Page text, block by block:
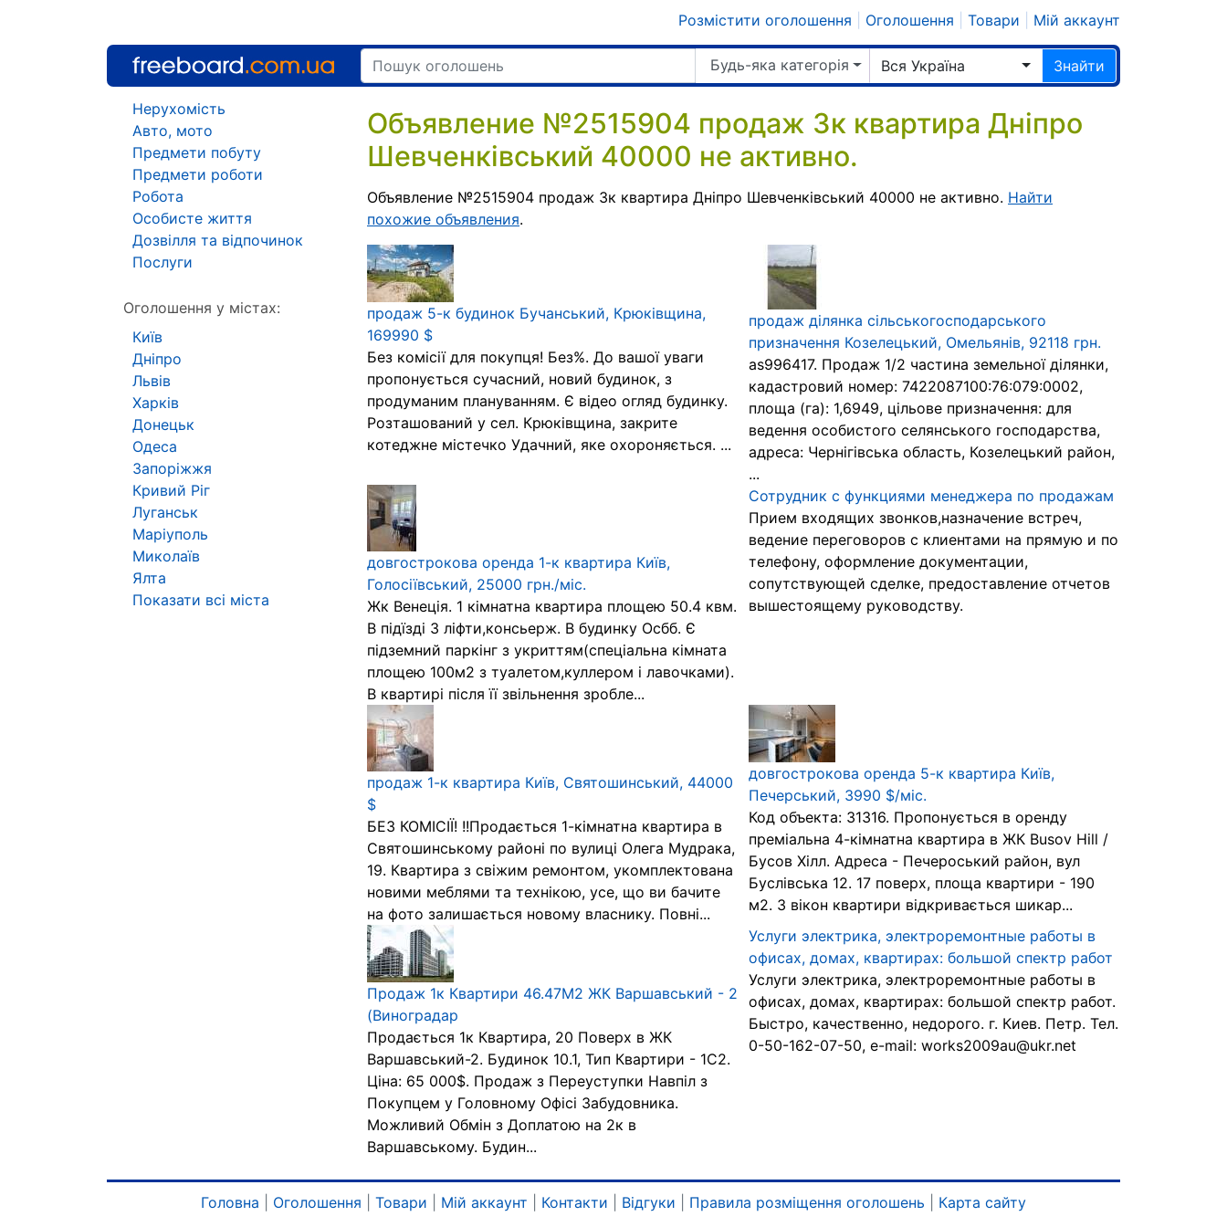
Розмістити оголошення Оголошення Товари Мій аккаунт
Будь-яка категорія Вся Україна Знайти
Объявление №2515904 продаж 3к квартира Дніпро
Шевченківський 40000 не активно.
Объявление №2515904 продаж 3к квартира Дніпро Шевченківський 40000 не активно. Найти
похожие объявления.
продаж 5-к будинок Бучанський, Крюківщина,
169990 $
Без комісії для покупця! Без%. До вашої уваги
пропонується сучасний, новий будинок, з
продуманим плануванням. Є відео огляд будинку.
Розташований у сел. Крюківщина, закрите
котеджне містечко Удачний, яке охороняється. ...
продаж ділянка сільськогосподарського
призначення Козелецький, Омельянів, 92118 грн.
as996417. Продаж 1/2 частина земельної дiлянки,
кадастровий номер: 7422087100:76:079:0002,
площа (га): 1,6949, цiльове призначення: для
ведення особистого селянського господарства,
адреса: Чернігівська область, Козелецький район,
...
довгострокова оренда 1-к квартира Київ,
Голосіївський, 25000 грн./міс.
Жк Венеція. 1 кімнатна квартира площею 50.4 квм.
В підїзді 3 ліфти,консьерж. В будинку Осбб. Є
підземний паркінг з укриттям(спеціальна кімната
площею 100м2 з туалетом,куллером і лавочками).
В квартирі після її звільнення зробле...
Сотрудник с функциями менеджера по продажам
Прием входящих звонков,назначение встреч,
ведение переговоров с клиентами на прямую и по
телефону, оформление документации,
сопутствующей сделке, предоставление отчетов
вышестоящему руководству.
продаж 1-к квартира Київ, Святошинський, 44000
$
БЕЗ КОМІСІЇ! !!Продається 1-кімнатна квартира в
Святошинському районі по вулиці Олега Мудрака,
19. Квартира з свіжим ремонтом, укомплектована
новими меблями та технікою, усе, що ви бачите
на фото залишається новому власнику. Повні...
довгострокова оренда 5-к квартира Київ,
Печерський, 3990 $/міс.
Код объекта: 31316. Пропонується в оренду
преміальна 4-кімнатна квартира в ЖК Busov Hill /
Бусов Хілл. Адреса - Печероський район, вул
Буслівська 12. 17 поверх, площа квартири - 190
м2. З вікон квартири відкривається шикар...
Продаж 1к Квартири 46.47М2 ЖК Варшавський - 2
(Виноградар
Продається 1к Квартира, 20 Поверх в ЖК
Варшавський-2. Будинок 10.1, Тип Квартири - 1С2.
Ціна: 65 000$. Продаж з Переуступки Навпіл з
Покупцем у Головному Офісі Забудовника.
Можливий Обмін з Доплатою на 2к в
Варшавському. Будин...
Услуги электрика, электроремонтные работы в
офисах, домах, квартирах: большой спектр работ
Услуги электрика, электроремонтные работы в
офисах, домах, квартирах: большой спектр работ.
Быстро, качественно, недорого. г. Киев. Петр. Тел.
0-50-162-07-50, e-mail: works2009au@ukr.net
Нерухомість
Авто, мото
Предмети побуту
Предмети роботи
Робота
Особисте життя
Дозвілля та відпочинок
Послуги
Оголошення у містах:
Київ
Дніпро
Львів
Харків
Донецьк
Одеса
Запоріжжя
Кривий Ріг
Луганськ
Маріуполь
Миколаїв
Ялта
Показати всі міста
Головна Оголошення Товари Мій аккаунт Контакти Відгуки Правила розміщення оголошень Карта сайту